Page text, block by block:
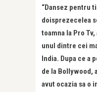
“Dansez pentru
doisprezecelea
toamna la Pro
unul dintre cei
India. Dupa ce a
de la Bollywood,
avut ocazia sa o